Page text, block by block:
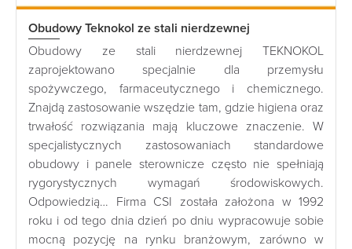
Obudowy Teknokol ze stali nierdzewnej
Obudowy ze stali nierdzewnej TEKNOKOL
zaprojektowano specjalnie dla przemysłu
spożywczego, farmaceutycznego i chemicznego.
Znajdą zastosowanie wszędzie tam, gdzie higiena oraz
trwałość rozwiązania mają kluczowe znaczenie. W
specjalistycznych zastosowaniach standardowe
obudowy i panele sterownicze często nie spełniają
rygorystycznych wymagań środowiskowych.
Odpowiedzią… Firma CSI została założona w 1992
roku i od tego dnia dzień po dniu wypracowuje sobie
mocną pozycję na rynku branżowym, zarówno w